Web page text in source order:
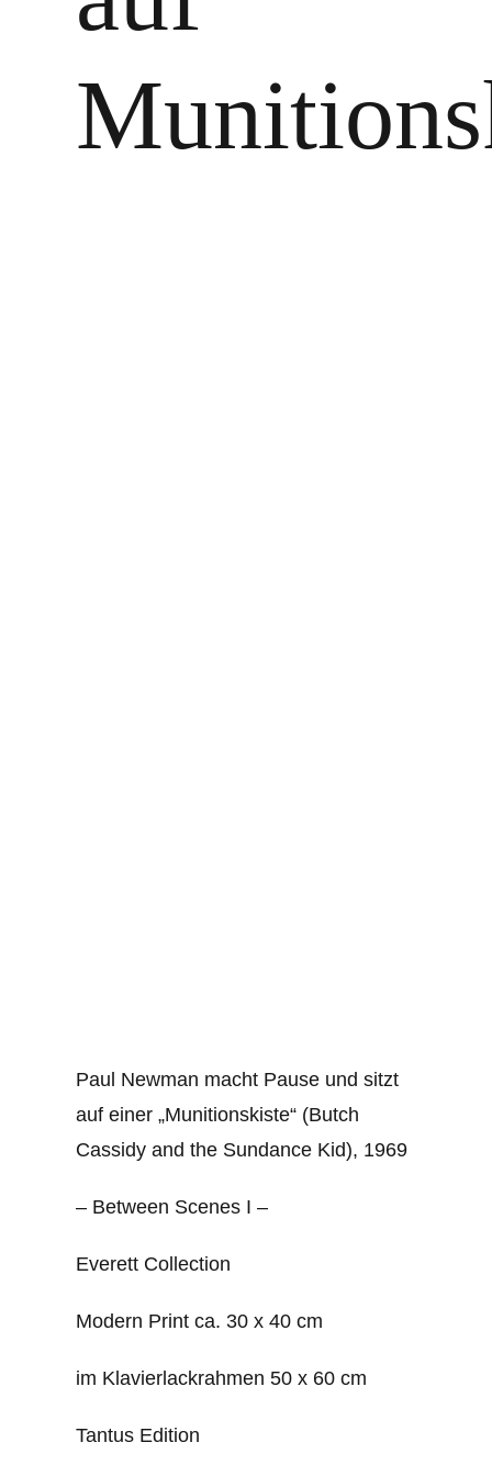
Paul Newman macht Pause und sitzt
auf einer „Munitionskiste“ (Butch
Cassidy and the Sundance Kid), 1969
– Between Scenes I –
Everett Collection
Modern Print ca. 30 x 40 cm
im Klavierlackrahmen 50 x 60 cm
Tantus Edition